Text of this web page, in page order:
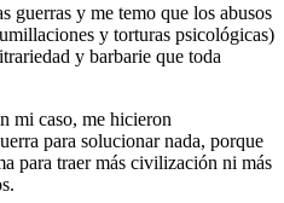
guerras y me temo que los abusos
y torturas psicológicas)
y barbarie que toda
mi caso, me hicieron
para solucionar nada, porque
para traer más civilización ni más